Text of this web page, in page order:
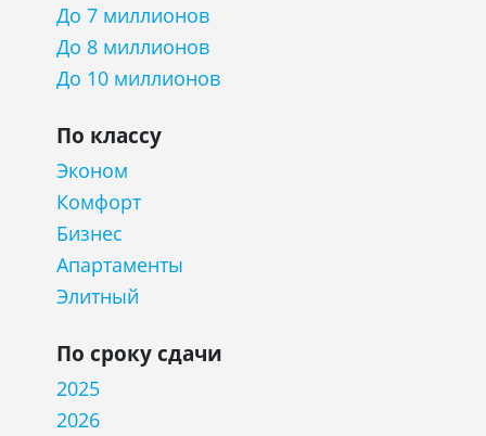
До 7 миллионов
До 8 миллионов
До 10 миллионов
По классу
Эконом
Комфорт
Бизнес
Апартаменты
Элитный
По сроку сдачи
2025
2026